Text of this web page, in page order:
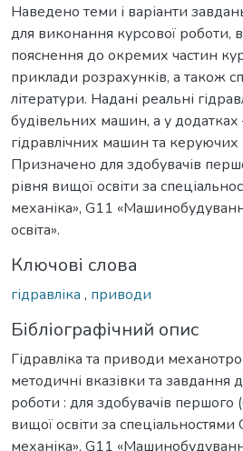
Наведено теми і варіанти
для виконання курсової роботи,
пояснення до окремих частин
приклади розрахунків, а також
літератури. Надані реальні
будівельних машин, а у
гідравлічних машин та керуючих
Призначено для здобувачів
рівня вищої освіти за
механіка», G11
освіта».
Ключові слова
гідравліка , приводи
Бібліографічний опис
Гідравліка та приводи
методичні вказівки та завдання
роботи : для здобувачів першого
вищої освіти за
механіка», G11